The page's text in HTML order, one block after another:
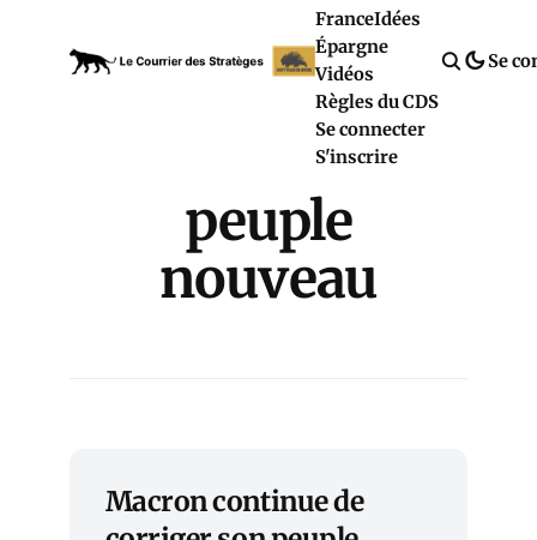
FranceIdées
Épargne
Vidéos
Règles du CDS
Se connecter
S'inscrire
Se
peuple
nouveau
Macron continue de